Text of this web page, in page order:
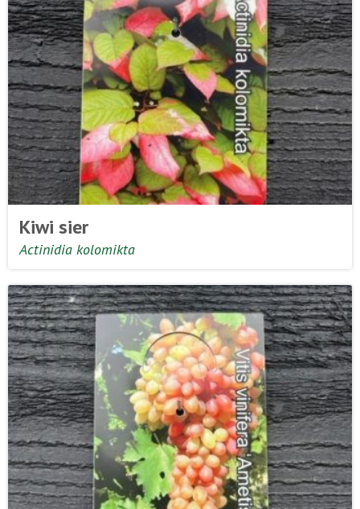
Kiwi sier
Actinidia kolomikta